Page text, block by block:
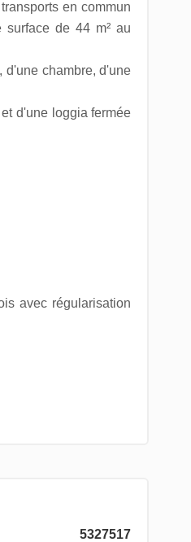
en commun
surface de 44 m² au
d'une chambre, d'une
d'une loggia fermée
avec régularisation
5327517